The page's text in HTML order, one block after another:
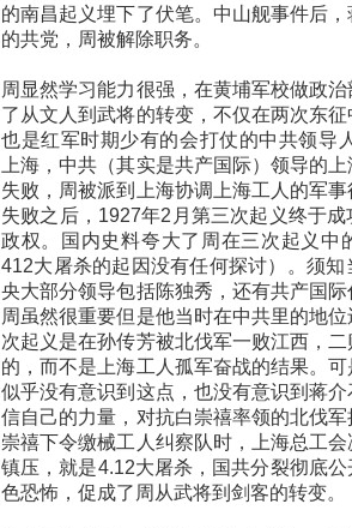
的南昌起义埋下了伏笔。中山舰事件后
的共党，周被解除职务。
周显然学习能力很强，在黄埔军校做政
了从文人到武将的转变，不仅在两次东
也是红军时期少有的会打仗的中共领导
上海，中共（其实是共产国际）领导的
失败，周被派到上海协调上海工人的军
失败之后，1927年2月第三次起义终于
政权。国内史料夸大了周在三次起义中
412大屠杀的起因没有任何探讨）。须
央大部分领导包括陈独秀，还有共产国
周虽然很重要但是他当时在中共里的地
次起义是在孙传芳被北伐军一败江西，
的，而不是上海工人孤军奋战的结果。
似乎没有意识到这点，也没有意识到蒋
信自己的力量，对抗白崇禧率领的北伐
崇禧下令缴械工人纠察队时，上海总工
镇压，就是4.12大屠杀，国共分裂彻底
色恐怖，促成了周从武将到剑客的转变。